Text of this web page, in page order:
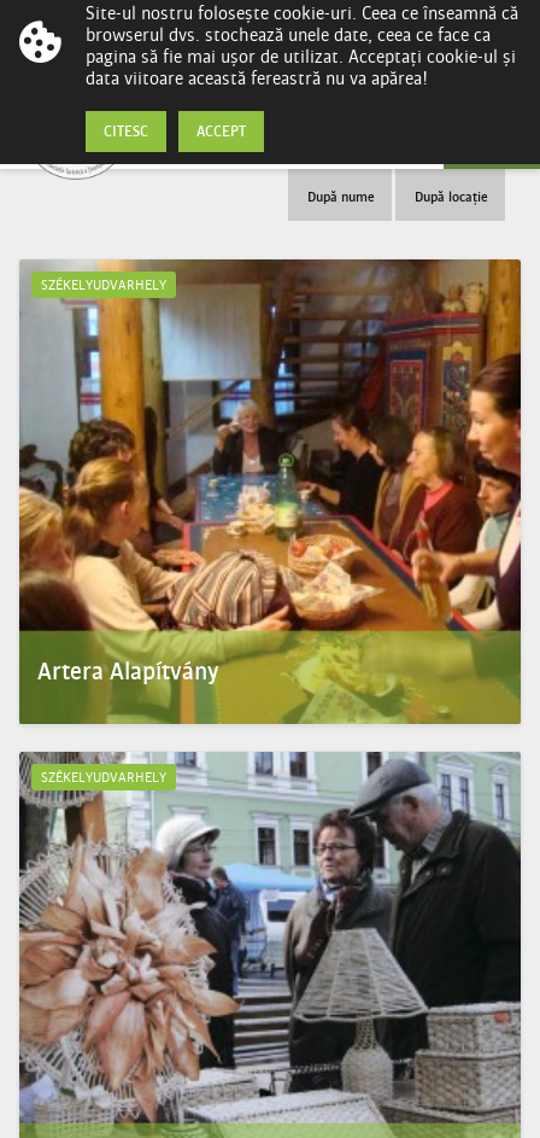
Piață
După nume După locație
SZÉKELYUDVARHELY
Artera Alapítvány
SZÉKELYUDVARHELY
Site-ul nostru folosește cookie-uri. Ceea ce înseamnă că
browserul dvs. stochează unele date, ceea ce face ca
pagina să fie mai ușor de utilizat. Acceptați cookie-ul și
data viitoare această fereastră nu va apărea!
CITESC ACCEPT